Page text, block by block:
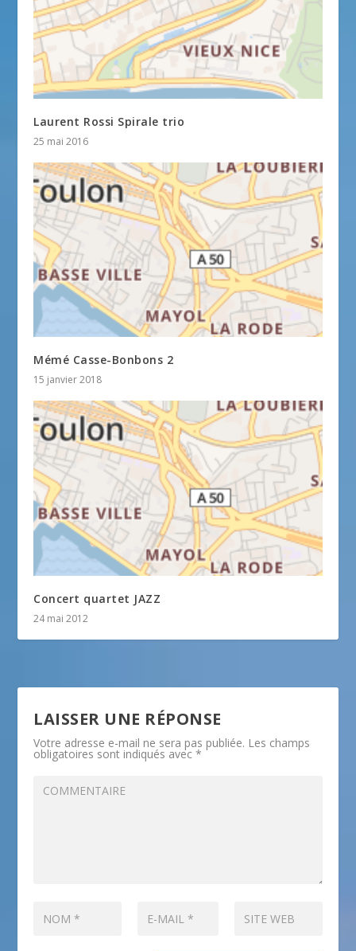
Laurent Rossi Spirale trio
25 mai 2016
Mémé Casse-Bonbons 2
15 janvier 2018
Concert quartet JAZZ
24 mai 2012
LAISSER UNE RÉPONSE
Votre adresse e-mail ne sera pas publiée. Les champs
obligatoires sont indiqués avec*